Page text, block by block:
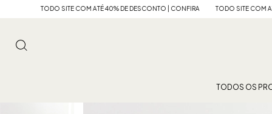
ATÉ 40% DE DESCONTO | CONFIRA TODO SITE COM ATÉ 40% DE DESCONTO |
TODOS OS